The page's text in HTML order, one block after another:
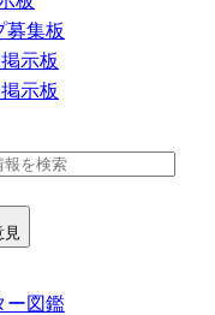
募集板
示板
示板
見
ー図鑑